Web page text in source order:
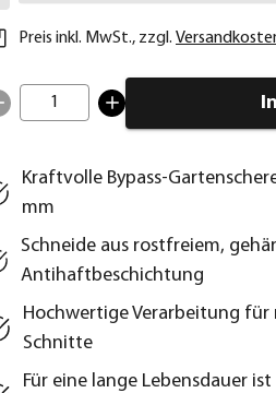
Preis inkl. MwSt., zzgl.
1
Kraftvolle Bypass-
mm
Schneide aus rostfreiem,
Antihaftbeschichtung
Hochwertige Verarbeitung für
Schnitte
Für eine lange Lebensdauer